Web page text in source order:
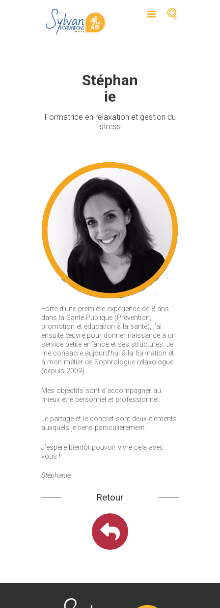
Stéphan
ie
Formatrice en relaxation et gestion du
stress
Forte d’une première expérience de 8 ans
dans la Santé Publique (Prévention,
promotion et éducation à la santé), j’ai
ensuite œuvré pour donner naissance à un
service petite enfance et ses structures. Je
me consacre aujourd’hui à la formation et
à mon métier de Sophrologue relaxologue
(depuis 2009).
Mes objectifs sont d’accompagner au
mieux être personnel et professionnel.
Le partage et le concret sont deux éléments
auxquels je tiens particulièrement.
J’espère bientôt pouvoir vivre cela avec
vous !
Stéphanie
Retour